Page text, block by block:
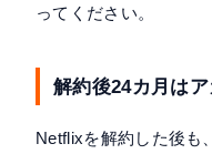
ってください。
解約後24カ月は
Netflixを解約した後も、